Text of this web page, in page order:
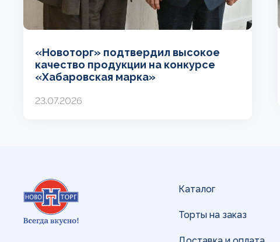
«Новоторг» подтвердил высокое
качество продукции на конкурсе
«Хабаровская марка»
23.07.2026
Каталог
Торты на заказ